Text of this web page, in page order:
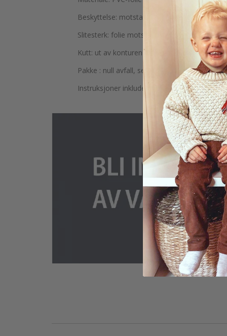
Beskyttelse: motstandsdyktig mot riper matt
Slitesterk: folie motstandsdyktig mot fuktighet
Kutt: ut av konturen – de har ikke bakgrunn
Pakke : null avfall, sendt i biorør
Instruksjoner inkludert